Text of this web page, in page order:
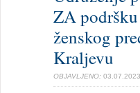
ZA
ženskog
Kraljevu
OBJAVLJENO: